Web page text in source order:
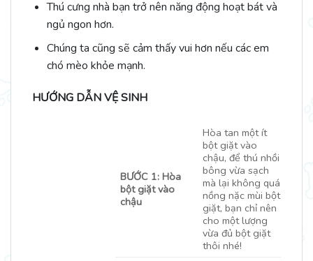
Thú cưng nhà bạn trở nên năng động hoạt bát và
ngủ ngon hơn.
Chúng ta cũng sẽ cảm thấy vui hơn nếu các em
chó mèo khỏe mạnh.
HƯỚNG DẪN VỆ SINH
BƯỚC 1: Hòa
bột giặt vào
chậu
Hòa tan một ít
bột giặt vào
chậu, để thú nhồi
bông vừa sạch
mà lại không quá
nồng nặc mùi bột
giặt, bạn chỉ nên
cho một lượng
vừa đủ bột giặt
thôi nhé!